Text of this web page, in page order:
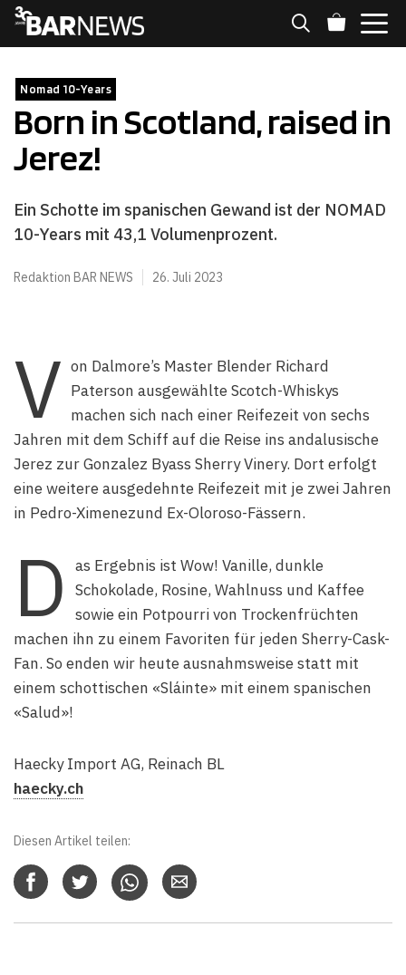
Zum
Inhalt
Nomad 10-Years
Born in Scotland, raised in
Jerez!
Ein Schotte im spanischen Gewand ist der NOMAD
10-Years mit 43,1 Volumenprozent.
Redaktion BAR NEWS 26. Juli 2023
V on Dalmore’s Master Blender Richard
Paterson ausgewählte Scotch-Whiskys
machen sich nach einer Reifezeit von sechs
Jahren mit dem Schiff auf die Reise ins andalusische
Jerez zur Gonzalez Byass Sherry Vinery. Dort erfolgt
eine weitere ausgedehnte Reifezeit mit je zwei Jahren
in Pedro-Ximenezund Ex-Oloroso-Fässern.
D
as Ergebnis ist Wow! Vanille, dunkle
Schokolade, Rosine, Wahlnuss und Kaffee
sowie ein Potpourri von Trockenfrüchten
machen ihn zu einem Favoriten für jeden Sherry-Cask-
Fan. So enden wir heute ausnahmsweise statt mit
einem schottischen «Sláinte» mit einem spanischen
«Salud»!
Haecky Import AG, Reinach BL
haecky.ch
Diesen Artikel teilen: